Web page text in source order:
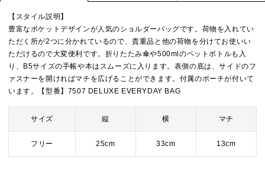
【スタイル説明】
豊富なポケットデザインが人気のショルダーバッグです。荷物を入れてい
ただく所が2つに分かれているので、貴重品と他の荷物を分けてお使いい
ただけるので大変便利です。折りたたみ傘や500mlのペットボトルも入
り、B5サイズの手帳や本はスムーズに入ります。表側の底は、サイドのフ
ァスナーを開ければマチを広げることができます。付属のポーチが付いて
います。【型番】7507 DELUXE EVERYDAY BAG
サイズ 縦 横 マチ
フリー 25cm 33cm 13cm